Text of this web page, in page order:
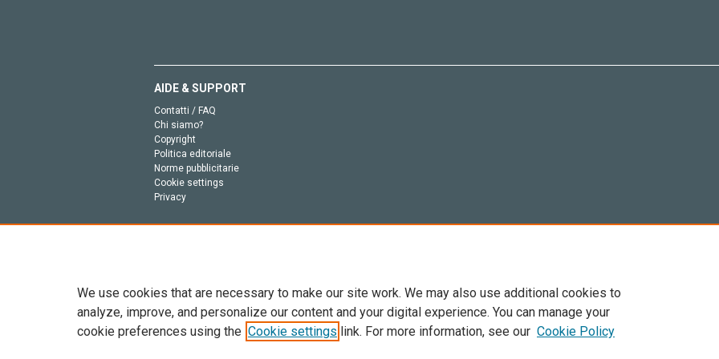
AIDE & SUPPORT
Contatti / FAQ
Chi siamo?
Copyright
Politica editoriale
Norme pubblicitarie
Cookie settings
Privacy
Tutto il contenuto di questo sito: Copyright © 2026 Elsevier, i suoi licenziatari e contributori. Tutti i diritti sono riservati. Inclusi diritti
We use cookies that are necessary to make our site work. We may also use additional cookies to
analyze, improve, and personalize our content and your digital experience. You can manage your
cookie preferences using the Cookie settings link. For more information, see our Cookie Policy